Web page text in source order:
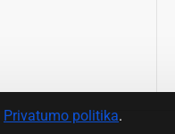
Privatumo politika.